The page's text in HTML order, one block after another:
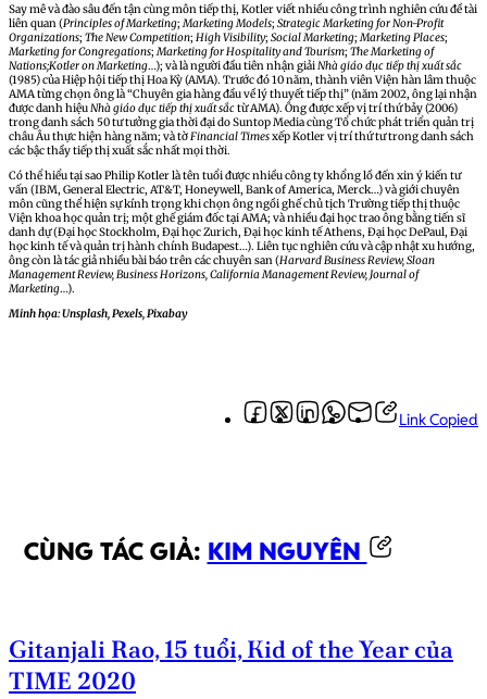
Say mê và đào sâu đến tận cùng môn tiếp thị, Kotler viết nhiều công trình nghiên cứu đề tài
liên quan (Principles of Marketing;Marketing Models; Strategic Marketing for Non-Profit
Organizations; The New Competition; High Visibility; Social Marketing;Marketing Places;
Marketing for Congregations;Marketing for Hospitality and Tourism; The Marketing of
Nations;Kotler on Marketing…); và là người đầu tiên nhận giảiNhà giáo dục tiếp thị xuất sắc
(1985) của Hiệp hội tiếp thị Hoa Kỳ (AMA). Trước đó 10 năm, thành viên Viện hàn lâm thuộc
AMA từng chọn ông là “Chuyên gia hàng đầu về lý thuyết tiếp thị” (năm 2002, ông lại nhận
được danh hiệuNhà giáo dục tiếp thị xuất sắctừ AMA). Ông được xếp vị trí thứ bảy (2006)
trong danh sách 50 tư tưởng gia thời đại do Suntop Media cùng Tổ chức phát triển quản trị
châu Âu thực hiện hàng năm; và tờFinancial Timesxếp Kotler vị trí thứ tư trong danh sách
các bậc thầy tiếp thị xuất sắc nhất mọi thời.
Có thể hiểu tại sao Philip Kotler là tên tuổi được nhiều công ty khổng lồ đến xin ý kiến tư
vấn (IBM, General Electric, AT&T, Honeywell, Bank of America, Merck…) và giới chuyên
môn cũng thể hiện sự kính trọng khi chọn ông ngồi ghế chủ tịch Trường tiếp thị thuộc
Viện khoa học quản trị; một ghế giám đốc tại AMA; và nhiều đại học trao ông bằng tiến sĩ
danh dự (Đại học Stockholm, Đại học Zurich, Đại học kinh tế Athens, Đại học DePaul, Đại
học kinh tế và quản trị hành chính Budapest…). Liên tục nghiên cứu và cập nhật xu hướng,
ông còn là tác giả nhiều bài báo trên các chuyên san (Harvard Business Review, Sloan
Management Review, Business Horizons, California Management Review, Journal of
Marketing…).
Minh họa: Unsplash, Pexels, Pixabay
Link Copied
CÙNG TÁC GIẢ: KIM NGUYÊN
Gitanjali Rao, 15 tuổi, Kid of the Year của
TIME 2020